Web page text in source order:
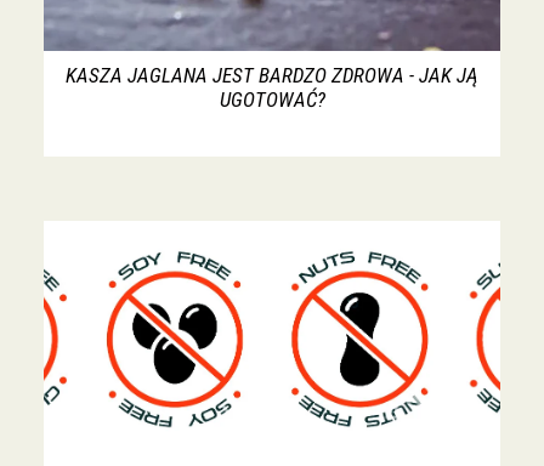
KASZA JAGLANA JEST BARDZO ZDROWA - JAK JĄ
UGOTOWAĆ?